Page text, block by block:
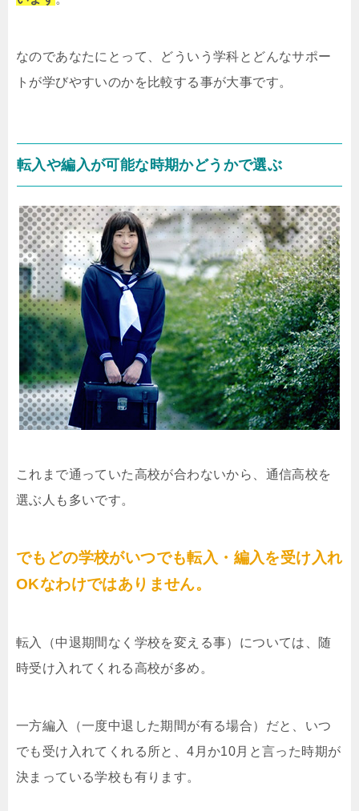
なのであなたにとって、どういう学科とどんなサポー
トが学びやすいのかを比較する事が大事です。
転入や編入が可能な時期かどうかで選ぶ
これまで通っていた高校が合わないから、通信高校を
選ぶ人も多いです。
でもどの学校がいつでも転入・編入を受け入れ
OKなわけではありません。
転入（中退期間なく学校を変える事）については、随
時受け入れてくれる高校が多め。
一方編入（一度中退した期間が有る場合）だと、いつ
でも受け入れてくれる所と、4月か10月と言った時期が
決まっている学校も有ります。